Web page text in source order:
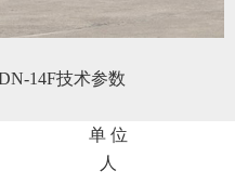
14F技术参数
单 位
人